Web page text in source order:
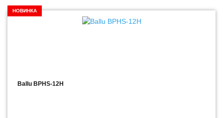
НОВИНКА
Ballu BPHS-12H